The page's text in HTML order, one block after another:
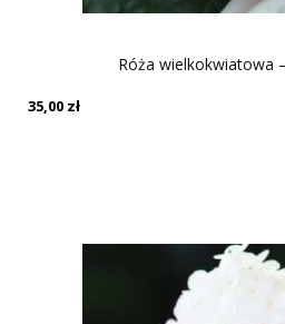
Róża wielkokwiatowa
35,00 zł